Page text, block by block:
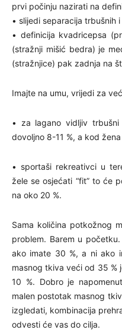
prvi počinju nazirati na
• slijedi separacija trbušnih
• definicija kvadricepsa
(stražnji mišić bedra) je
(stražnjice) pak zadnja na
Imajte na umu, vrijedi za
• za lagano vidljiv
dovoljno 8-11 %, a kod
• sportaši rekreativci u
žele se osjećati “fit” to će
na oko 20 %.
Sama količina potkožnog
problem. Barem u
ako imate 30 %, a ni ako
masnog tkiva veći od 35 %
10 %. Dobro je
malen postotak masnog
izgledati, kombinacija
odvesti će vas do cilja.